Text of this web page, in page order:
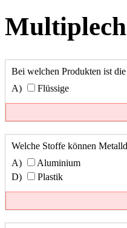
Bei welchen Produkten ist
Flüssige
Welche Stoffe können
Aluminium
Plastik